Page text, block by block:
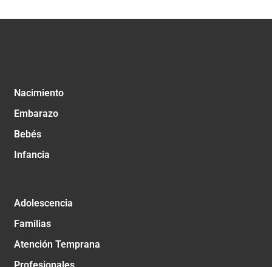
Nacimiento
Embarazo
Bebés
Infancia
Adolescencia
Familias
Atención Temprana